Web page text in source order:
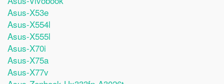
Asus-X53e
Asus-X554l
Asus-X555l
Asus-X70i
Asus-X75a
Asus-X77v